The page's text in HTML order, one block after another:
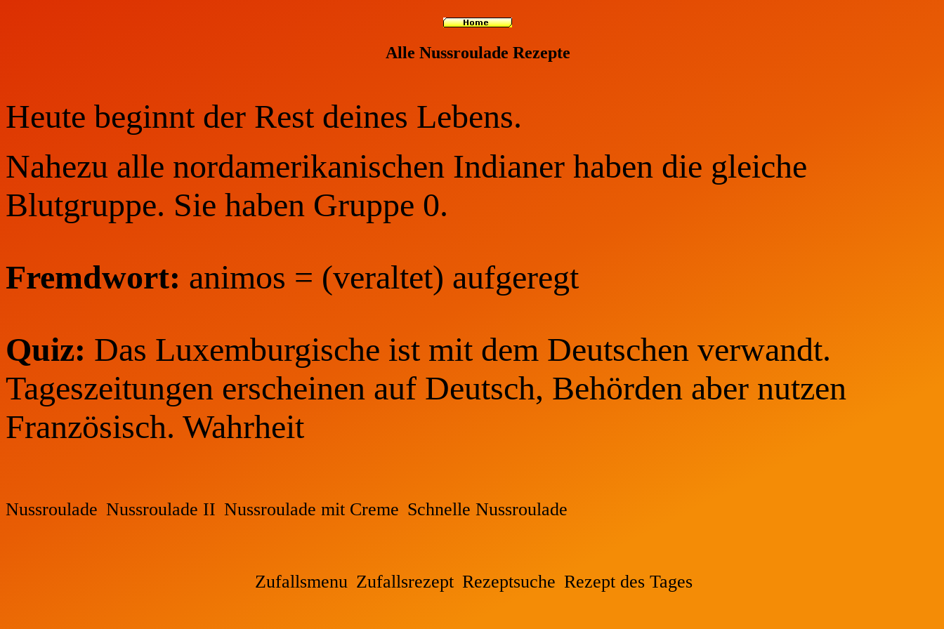
Alle Nussroulade Rezepte
Heute beginnt der Rest deines Lebens.
Nahezu alle nordamerikanischen Indianer haben die gleiche
Blutgruppe. Sie haben Gruppe 0.
Fremdwort: animos = (veraltet) aufgeregt
Quiz: Das Luxemburgische ist mit dem Deutschen verwandt.
Tageszeitungen erscheinen auf Deutsch, Behörden aber nutzen
Französisch. Wahrheit
Nussroulade Nussroulade II Nussroulade mit Creme Schnelle Nussroulade
Zufallsmenu Zufallsrezept Rezeptsuche Rezept des Tages